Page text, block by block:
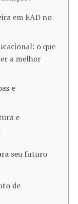
em EAD no
o que
a melhor
e
e
seu futuro
de